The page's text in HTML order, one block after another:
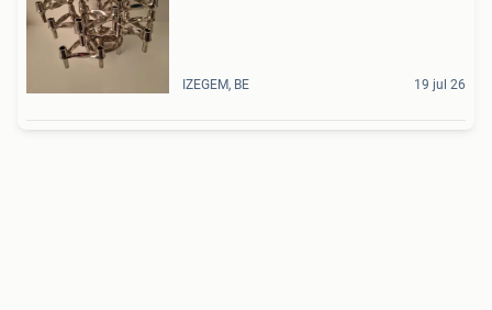
IZEGEM, BE 19 jul 26